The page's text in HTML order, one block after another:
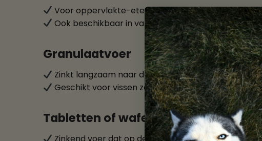
Voor oppervlakte-etende vissen zoals guppy’s,
Ook beschikbaar in varianten met extra
Granulaatvoer
Zinkt langzaam naar de bodem, ideaal voor
Geschikt voor vissen zoals cichliden, danio’s en
Tabletten of wafers